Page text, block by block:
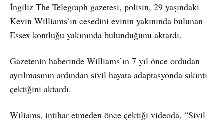
İngiliz The Telegraph gazetesi, polisin, 29 yaşındaki
Kevin Williams’ın cesedini evinin yakınında bulunan
Essex kontluğu yakınında bulunduğunu aktardı.
Gazetenin haberinde Williams’ın 7 yıl önce ordudan
ayrılmasının ardından sivil hayata adaptasyonda sıkıntı
çektiğini aktardı.
Wiliams, intihar etmeden önce çektiği videoda, “Sivil